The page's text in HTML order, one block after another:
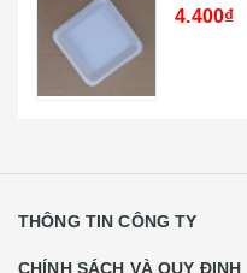
THÔNG TIN CÔNG TY
CHÍNH SÁCH VÀ QUY ĐỊNH